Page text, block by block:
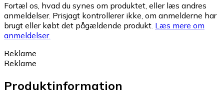
Fortæl os, hvad du synes om produktet, eller læs andres
anmeldelser. Prisjagt kontrollerer ikke, om anmelderne har
brugt eller købt det pågældende produkt. Læs mere om
anmeldelser.
Reklame
Reklame
Produktinformation